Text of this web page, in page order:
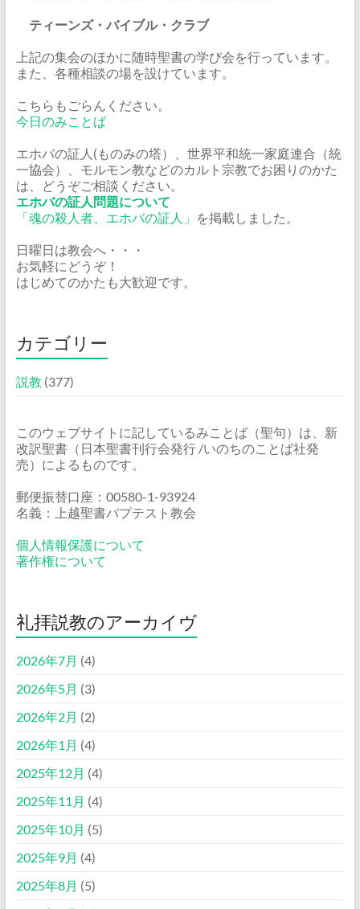
ティーンズ・バイブル・クラブ
上記の集会のほかに随時聖書の学び会を行っています。
また、各種相談の場を設けています。
こちらもごらんください。
今日のみことば
エホバの証人(ものみの塔）、世界平和統一家庭連合（統
一協会）、モルモン教などのカルト宗教でお困りのかた
は、どうぞご相談ください。
エホバの証人問題について
「魂の殺人者、エホバの証人」 を掲載しました。
日曜日は教会へ・・・
お気軽にどうぞ！
はじめてのかたも大歓迎です。
カテゴリー
説教 (377)
このウェブサイトに記しているみことば（聖句）は、新
改訳聖書（日本聖書刊行会発行 /いのちのことば社発
売）によるものです。
郵便振替口座：00580-1-93924
名義：上越聖書バプテスト教会
個人情報保護について
著作権について
礼拝説教のアーカイヴ
2026年7月 (4)
2026年5月 (3)
2026年2月 (2)
2026年1月 (4)
2025年12月 (4)
2025年11月 (4)
2025年10月 (5)
2025年9月 (4)
2025年8月 (5)